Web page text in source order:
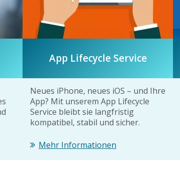
App Lifecycle Service
Neues iPhone, neues iOS – und Ihre
App? Mit unserem App Lifecycle
Service bleibt sie langfristig
kompatibel, stabil und sicher.
Mehr Informationen